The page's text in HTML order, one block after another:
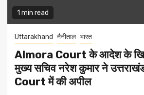
1 min read
Uttarakhand नैनीताल भारत
Almora Court के आदेश के
मुख्य सचिव नरेश कुमार ने
Court में की अपील